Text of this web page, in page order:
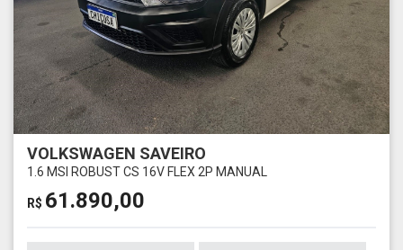
VOLKSWAGEN SAVEIRO
1.6 MSI ROBUST CS 16V FLEX 2P MANUAL
R$ 61.890,00